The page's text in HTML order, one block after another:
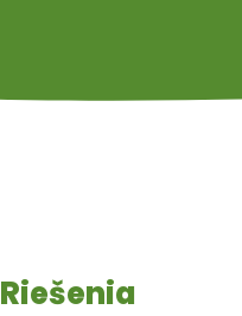
Riešenia